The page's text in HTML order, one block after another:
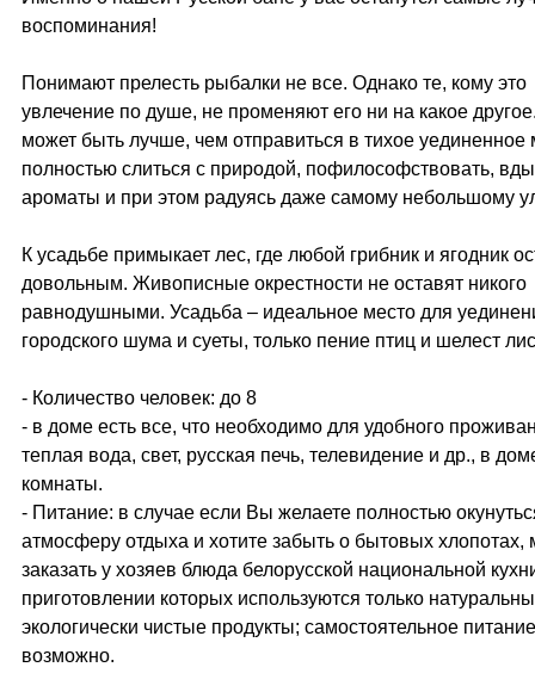
воспоминания!
Понимают прелесть рыбалки не все. Однако те, кому это
увлечение по душе, не променяют его ни на какое
может быть лучше, чем отправиться в тихое уединенное
полностью слиться с природой, пофилософствовать,
ароматы и при этом радуясь даже самому небольшому
К усадьбе примыкает лес, где любой грибник и ягодник
довольным. Живописные окрестности не оставят никого
равнодушными. Усадьба – идеальное место для
городского шума и суеты, только пение птиц и шелест
- Количество человек: до 8
- в доме есть все, что необходимо для удобного
теплая вода, свет, русская печь, телевидение и др., в
комнаты.
- Питание: в случае если Вы желаете полностью
атмосферу отдыха и хотите забыть о бытовых хлопотах,
заказать у хозяев блюда белорусской национальной
приготовлении которых используются только
экологически чистые продукты; самостоятельное
возможно.